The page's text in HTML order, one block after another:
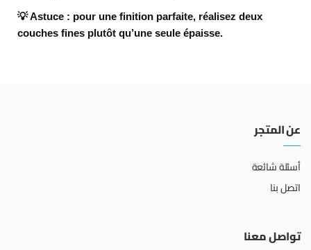
💡 Astuce : pour une finition parfaite, réalisez deux
couches fines plutôt qu’une seule épaisse.
عن المتجر
أسئلة شائعة
اتصل بنا
تواصل معنا